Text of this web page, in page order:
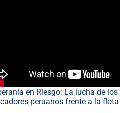
en Riesgo: La lucha de los
peruanos frente a la